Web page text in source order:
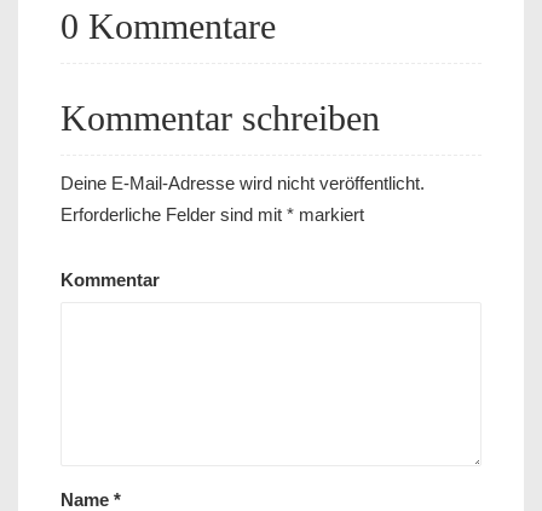
0 Kommentare
Kommentar schreiben
Deine E-Mail-Adresse wird nicht veröffentlicht.
Erforderliche Felder sind mit * markiert
Kommentar
Name *